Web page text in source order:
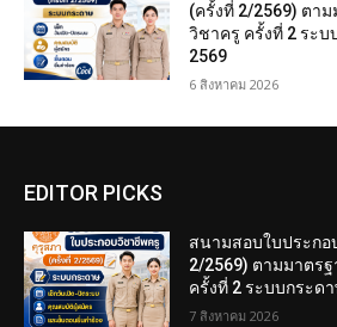
(ครั้งที่ 2/2569) ตา
วิชาครู ครั้งที่ 2 ระ
2569
6 สิงหาคม 2026
EDITOR PICKS
สนามสอบใบประกอ
2/2569) ตามมาตร
ครั้งที่ 2 ระบบกระด
7 สิงหาคม 2026